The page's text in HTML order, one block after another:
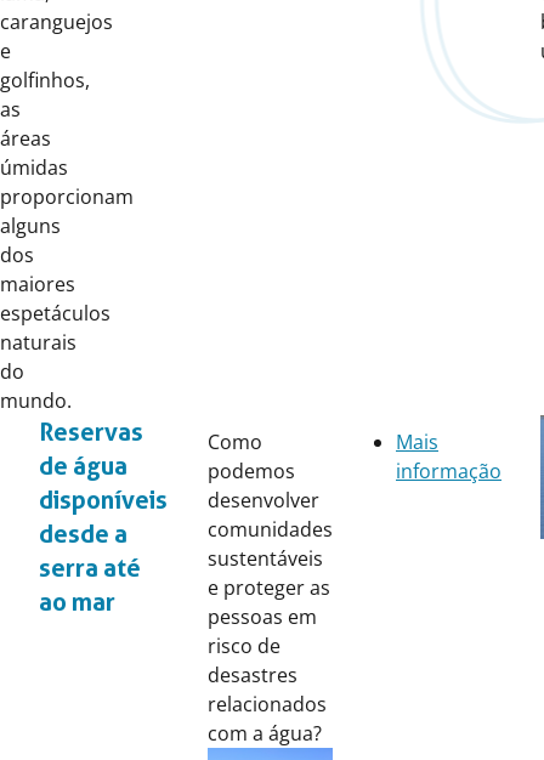
caranguejos
e
golfinhos,
as
áreas
úmidas
proporcionam
alguns
dos
maiores
espetáculos
naturais
do
mundo.
Reservas
de água
disponíveis
desde a
serra até
ao mar
Como
podemos
desenvolver
comunidades
sustentáveis ​​
e proteger as
pessoas em
risco de
desastres
relacionados
com a água?
Mais
informação